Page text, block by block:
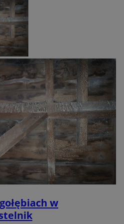
w
YouTube
.youtube.com
5 miesięcy 4
tygodnie
Policy